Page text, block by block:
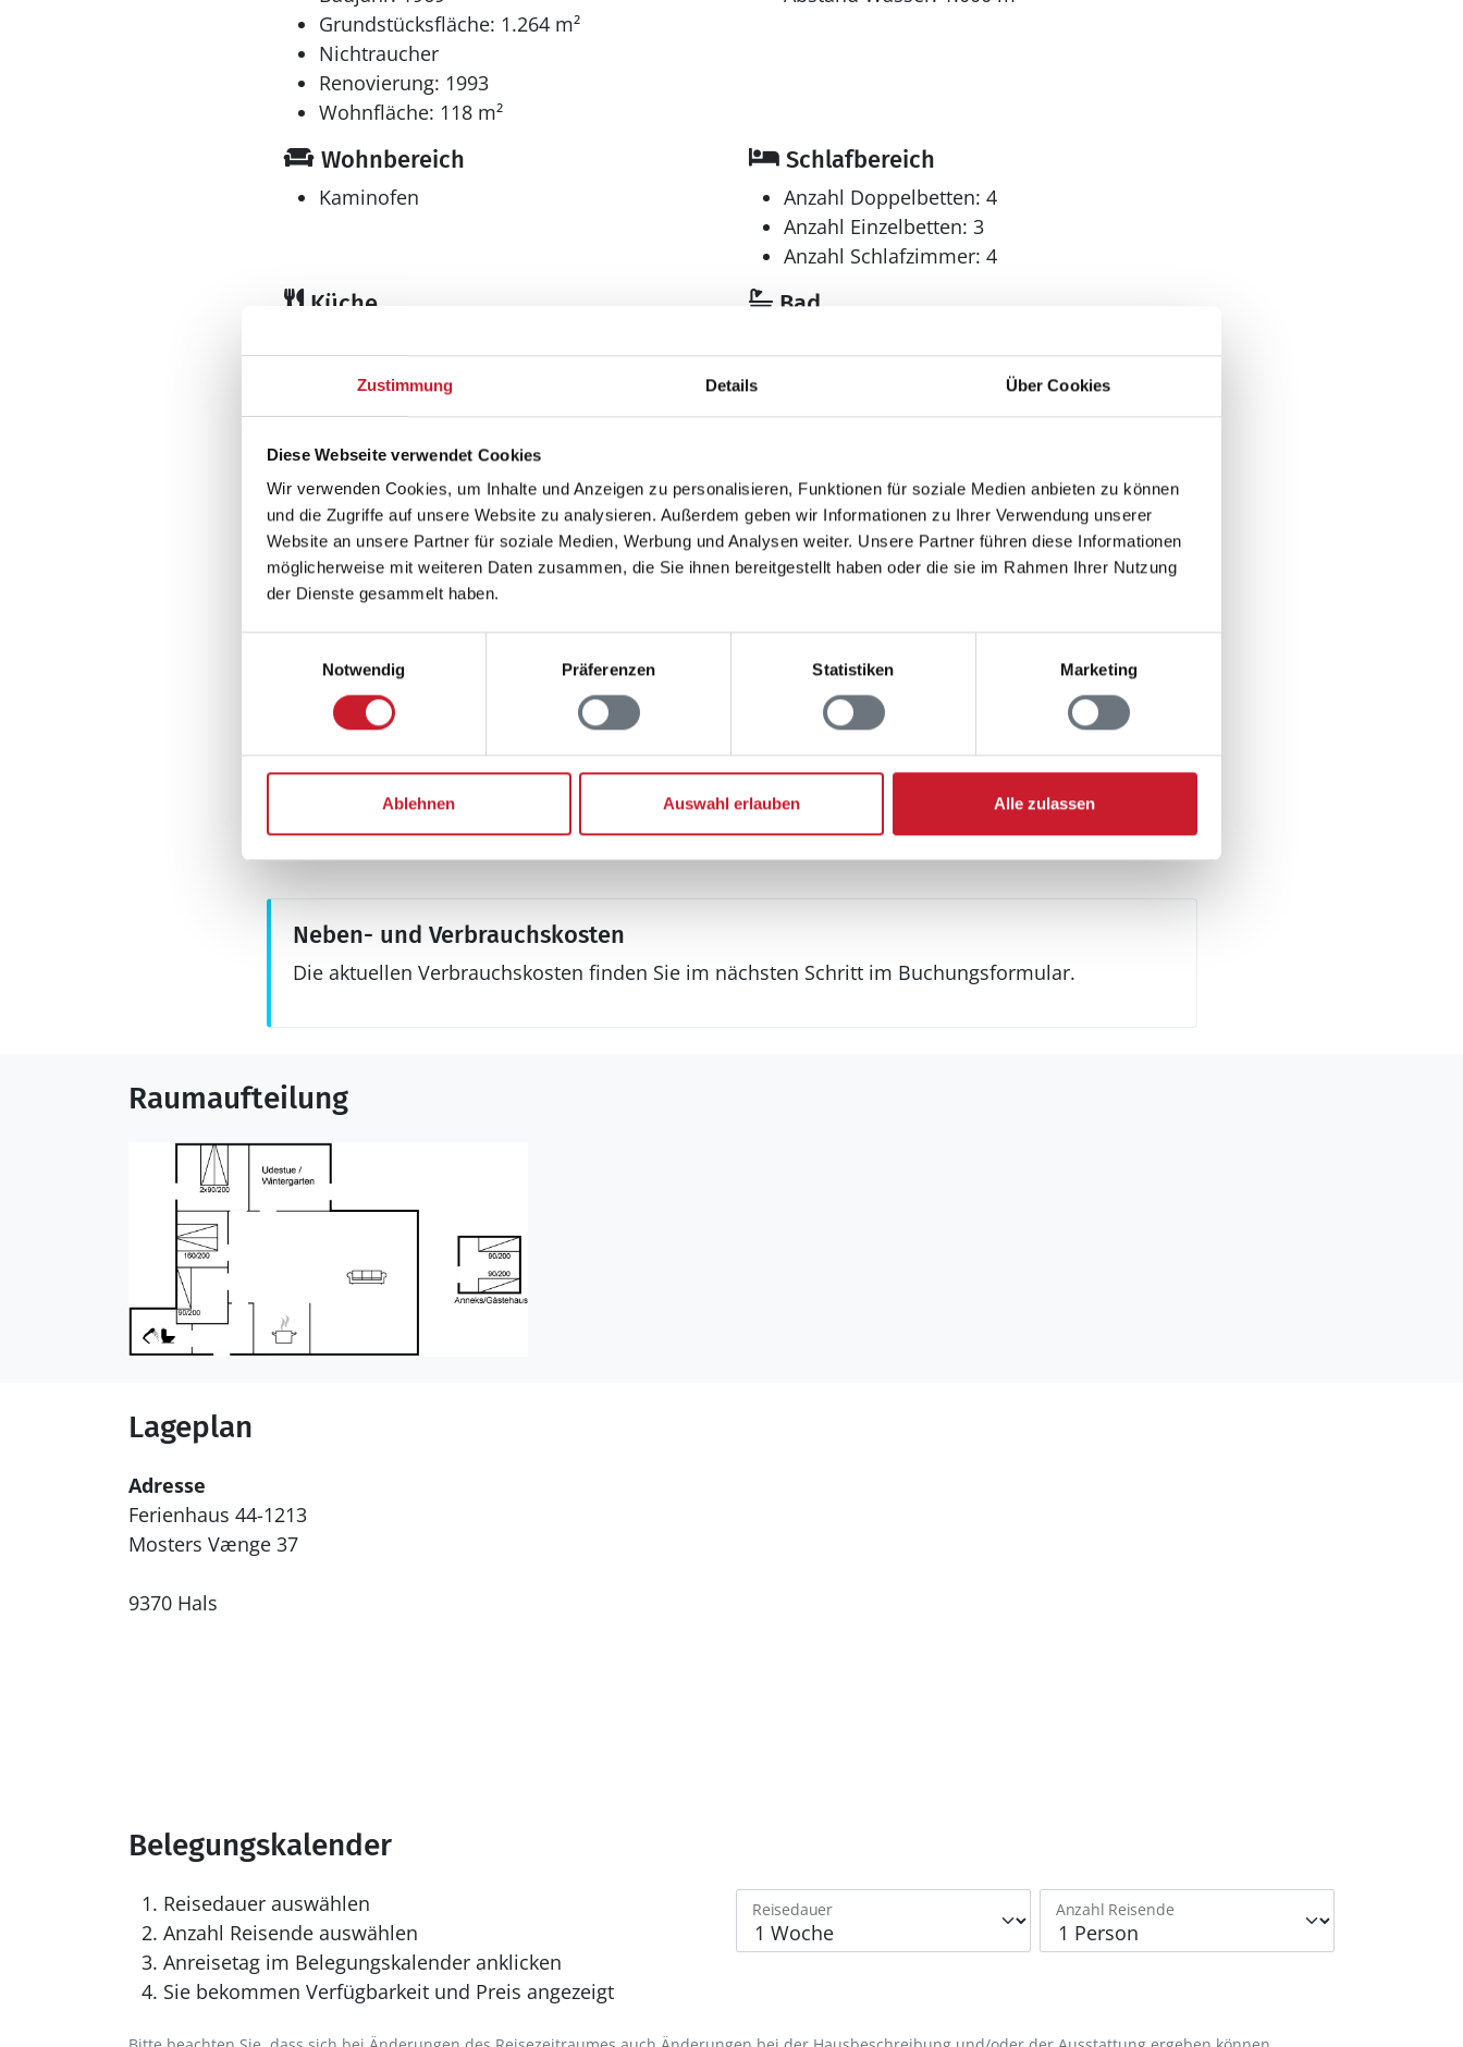
Zustimmung Details Über Cookies
Diese Webseite verwendet Cookies
Wir verwenden Cookies, um Inhalte und Anzeigen zu personalisieren, Funktionen für soziale Medien anbieten zu können
und die Zugriffe auf unsere Website zu analysieren. Außerdem geben wir Informationen zu Ihrer Verwendung unserer
Website an unsere Partner für soziale Medien, Werbung und Analysen weiter. Unsere Partner führen diese Informationen
möglicherweise mit weiteren Daten zusammen, die Sie ihnen bereitgestellt haben oder die sie im Rahmen Ihrer Nutzung
der Dienste gesammelt haben.
Notwendig
Präferenzen Statistiken Marketing
Ablehnen Auswahl erlauben Alle zulassen
deutsche Fernsehsender. Es steht kabellose Internetverbindung zur Verfügung.
Hobbyraum
Hobbyraum mit: Tischtennis. Dart. Tischfußball.
Grundstücksfläche: 1.264 m²
Nichtraucher
Renovierung: 1993
Wohnfläche: 118 m²
Wohnbereich
Kaminofen
Schlafbereich
Anzahl Doppelbetten: 4
Anzahl Einzelbetten: 3
Anzahl Schlafzimmer: 4
Küche
Kühlschrank
Bad
Multimedia
Deutsches Fernsehen
> 3 deutsche Fernsehsender
DVD-Player
Internet
Spieleangebot
Dart
Tischfußball
Tischtennis
Aussenbereich
Grill
Terrasse, überdacht
Sonstiges
Keine Vermietung an Jugendgruppen
Kinderbett
Kinderhochstuhl
Wintergarten
Neben- und Verbrauchskosten
Die aktuellen Verbrauchskosten finden Sie im nächsten Schritt im Buchungsformular.
Raumaufteilung
Lageplan
Adresse
Ferienhaus 44-1213
Mosters Vænge 37
9370 Hals
Belegungskalender
Reisedauer auswählen
Anzahl Reisende auswählen
Anreisetag im Belegungskalender anklicken
Sie bekommen Verfügbarkeit und Preis angezeigt
Reisedauer Anzahl Reisende